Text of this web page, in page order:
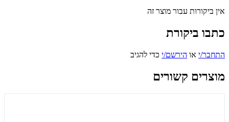
אין ביקורות עבור מוצר זה
כתבו ביקורת
התחבר/י או הירשם/י כדי להגיב
מוצרים קשורים